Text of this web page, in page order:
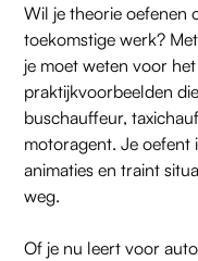
Wil je theorie oefenen
toekomstige werk?
je moet weten voor
praktijkvoorbeelden
buschauffeur,
motoragent. Je oefent
animaties en traint
weg.
Of je nu leert voor